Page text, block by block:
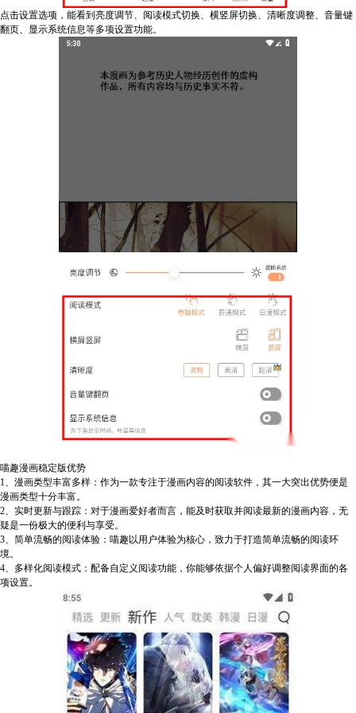
点击设置选项，能看到亮度调节、阅读模式切换、横竖屏切换、清晰度调整、音量键
翻页、显示系统信息等多项设置功能。
喵趣漫画稳定版优势
1、漫画类型丰富多样：作为一款专注于漫画内容的阅读软件，其一大突出优势便是
漫画类型十分丰富。
2、实时更新与跟踪：对于漫画爱好者而言，能及时获取并阅读最新的漫画内容，无
疑是一份极大的便利与享受。
3、简单流畅的阅读体验：喵趣以用户体验为核心，致力于打造简单流畅的阅读环
境。
4、多样化阅读模式：配备自定义阅读功能，你能够依据个人偏好调整阅读界面的各
项设置。